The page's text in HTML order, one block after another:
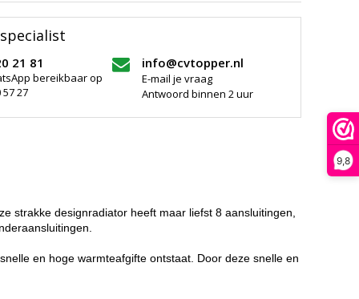
9,8
21 81
bereikbaar op
57 27
info@cvtopper.nl
E-mail je vraag
Antwoord binnen 2 uur
strakke designradiator heeft maar liefst 8 aansluitingen,
en hoge warmteafgifte ontstaat. Door deze snelle en